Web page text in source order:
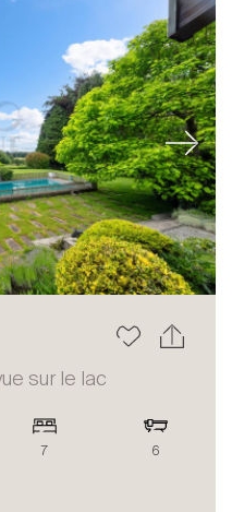
Next
sur le lac
7 6